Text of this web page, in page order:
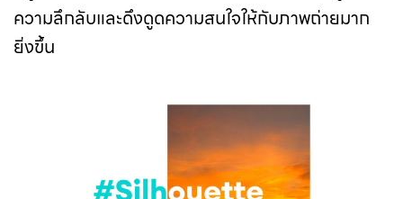
ความลึกลับและดึงดูดความสนใจให้กับภาพถ่ายมาก
ยิ่งขึ้น